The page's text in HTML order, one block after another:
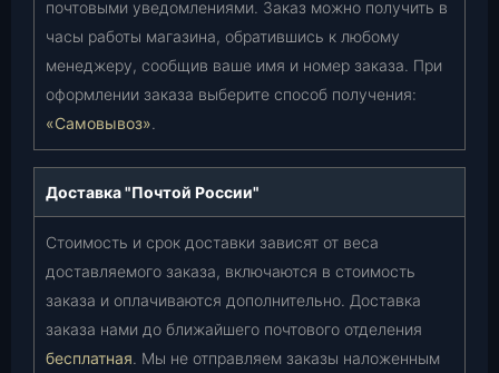
почтовыми уведомлениями. Заказ можно получить в
часы работы магазина, обратившись к любому
менеджеру, сообщив ваше имя и номер заказа. При
оформлении заказа выберите способ получения:
«Самовывоз».
Доставка "Почтой России"
Стоимость и срок доставки зависят от веса
доставляемого заказа, включаются в стоимость
заказа и оплачиваются дополнительно. Доставка
заказа нами до ближайшего почтового отделения
бесплатная. Мы не отправляем заказы наложенным